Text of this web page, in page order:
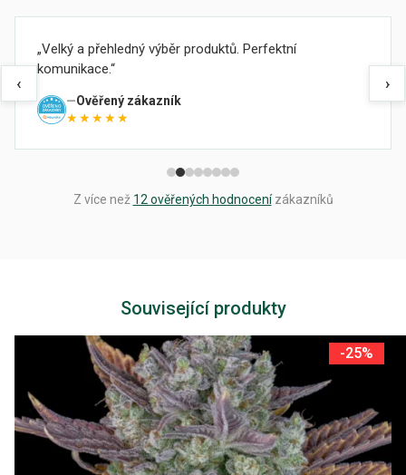
‹
Velký a přehledný výběr produktů. Perfektní
komunikace.
Ověřený zákazník
★★★★★
›
Z více než 12 ověřených hodnocenízákazníků
Související produkty
-25%